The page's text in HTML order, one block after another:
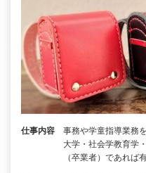
仕事内容
事務や学童指導業務
大学・社会学教育学
（卒業者）であれば